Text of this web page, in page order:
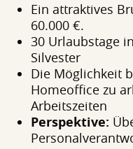
Ein attraktives
60.000 €.
30 Urlaubstage
Silvester
Die Möglichkeit
Homeoffice zu
Arbeitszeiten
Perspektive: